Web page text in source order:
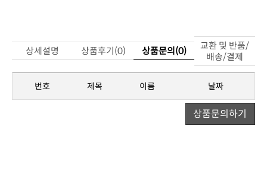
상세설명 상품후기(0) 상품문의(0)
배송/결제
번호 제목 이름 날짜
상품문의하기